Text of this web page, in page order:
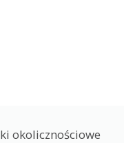
okolicznościowe